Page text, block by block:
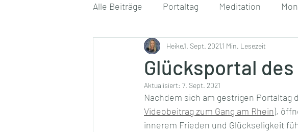
Alle Beiträge Portaltag Meditation
Ernährung
Glücksportal
Heike1. Sept. 20211 Min. Lesezeit
Aktualisiert: 7. Sept. 2021
Nachdem sich am gestrigen Portaltag
Videobeitrag zum Gang am Rhein),
innerem Frieden und Glückseligkeit